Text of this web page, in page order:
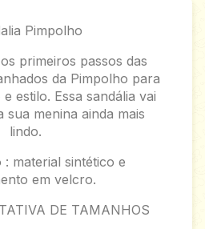
Pimpolho
primeiros passos das
da Pimpolho para
estilo. Essa sandália vai
sua menina ainda mais
lindo.
: material sintético e
em velcro.
DE TAMANHOS